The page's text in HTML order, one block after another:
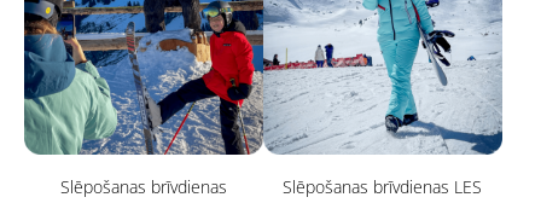
Slēpošanas brīvdienas
Slēpošanas brīvdienas LES